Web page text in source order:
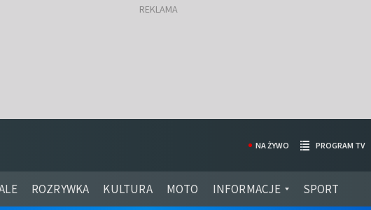
ROZRYWKA KULTURA MOTO INFORMACJE SPORT
NA ŻYWO PROGRAM TV